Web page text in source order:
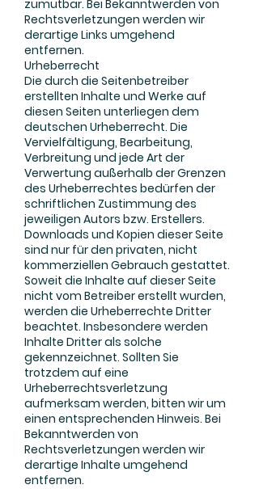
zumutbar. Bei Bekanntwerden von
Rechtsverletzungen werden wir
derartige Links umgehend
entfernen.
Urheberrecht
Die durch die Seitenbetreiber
erstellten Inhalte und Werke auf
diesen Seiten unterliegen dem
deutschen Urheberrecht. Die
Vervielfältigung, Bearbeitung,
Verbreitung und jede Art der
Verwertung außerhalb der Grenzen
des Urheberrechtes bedürfen der
schriftlichen Zustimmung des
jeweiligen Autors bzw. Erstellers.
Downloads und Kopien dieser Seite
sind nur für den privaten, nicht
kommerziellen Gebrauch gestattet.
Soweit die Inhalte auf dieser Seite
nicht vom Betreiber erstellt wurden,
werden die Urheberrechte Dritter
beachtet. Insbesondere werden
Inhalte Dritter als solche
gekennzeichnet. Sollten Sie
trotzdem auf eine
Urheberrechtsverletzung
aufmerksam werden, bitten wir um
einen entsprechenden Hinweis. Bei
Bekanntwerden von
Rechtsverletzungen werden wir
derartige Inhalte umgehend
entfernen.